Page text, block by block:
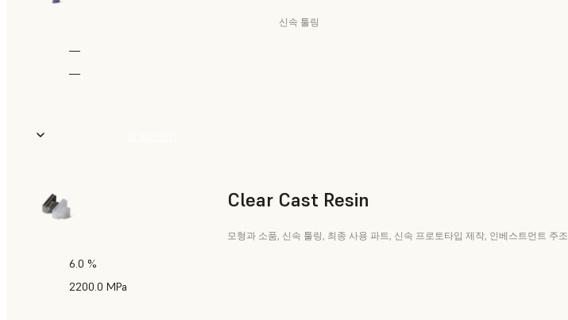
신속 툴링
—
—
Clear Cast Resin
모형과 소품, 신속 툴링, 최종 사용 파트, 신속 프로토타입 제작, 인베스트먼트 주조
6.0 %
2200.0 MPa